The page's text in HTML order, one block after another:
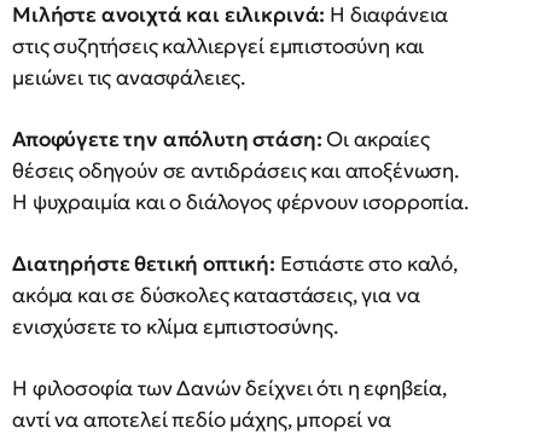
Μιλήστε ανοιχτά και ειλικρινά: Η διαφάνεια
στις συζητήσεις καλλιεργεί εμπιστοσύνη και
μειώνει τις ανασφάλειες.
Αποφύγετε την απόλυτη στάση: Οι ακραίες
θέσεις οδηγούν σε αντιδράσεις και αποξένωση.
Η ψυχραιμία και ο διάλογος φέρνουν ισορροπία.
Διατηρήστε θετική οπτική: Εστιάστε στο καλό,
ακόμα και σε δύσκολες καταστάσεις, για να
ενισχύσετε το κλίμα εμπιστοσύνης.
Η φιλοσοφία των Δανών δείχνει ότι η εφηβεία,
αντί να αποτελεί πεδίο μάχης, μπορεί να